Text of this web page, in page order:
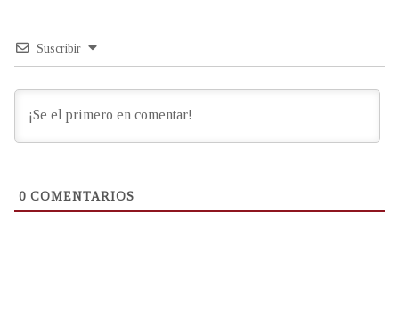
Suscribir
0 COMENTARIOS